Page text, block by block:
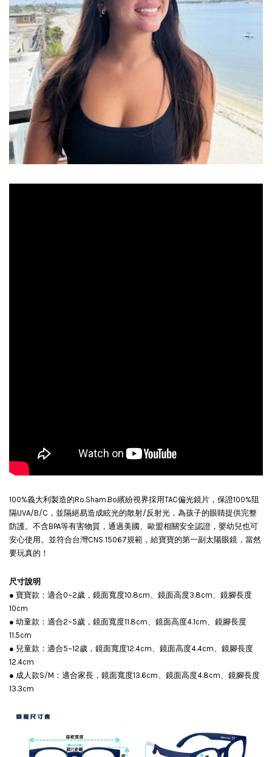
售完
Roshambo專屬配件/替換鏡片
NT$ 99
NT$ 145
NT$ 290
NT$ 335
加入購物車
100%義大利製造的Ro.Sham.Bo繽紛視界採用TAC偏光鏡片，保證100%阻
隔UVA/B/C，並隔絕易造成眩光的散射/反射光，為孩子的眼睛提供完整
防護。不含BPA等有害物質，通過美國、歐盟相關安全認證，嬰幼兒也可
安心使用。並符合台灣CNS 15067規範，給寶寶的第一副太陽眼鏡，當然
要玩真的！
尺寸說明
● 寶寶款：適合0~2歲，鏡面寬度10.8cm、鏡面高度3.8cm、鏡腳長度
10cm
● 幼童款：適合2~5歲，鏡面寬度11.8cm、鏡面高度4.1cm、鏡腳長度
11.5cm
● 兒童款：適合5~12歲，鏡面寬度12.4cm、鏡面高度4.4cm、鏡腳長度
12.4cm
● 成人款S/M：適合家長，鏡面寬度13.6cm、鏡面高度4.8cm、鏡腳長度
13.3cm